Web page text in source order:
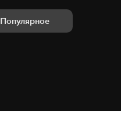
Популярное